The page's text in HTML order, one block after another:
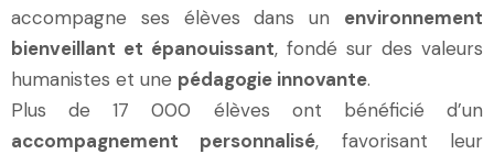
accompagne ses élèves dans un environnement
bienveillant et épanouissant, fondé sur des valeurs
humanistes et une pédagogie innovante.
Plus de 17 000 élèves ont bénéficié d’un
accompagnement personnalisé, favorisant leur